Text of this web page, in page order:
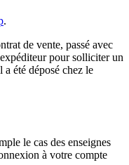
.
de vente, passé avec
pour solliciter un
été déposé chez le
le cas des enseignes
à votre compte